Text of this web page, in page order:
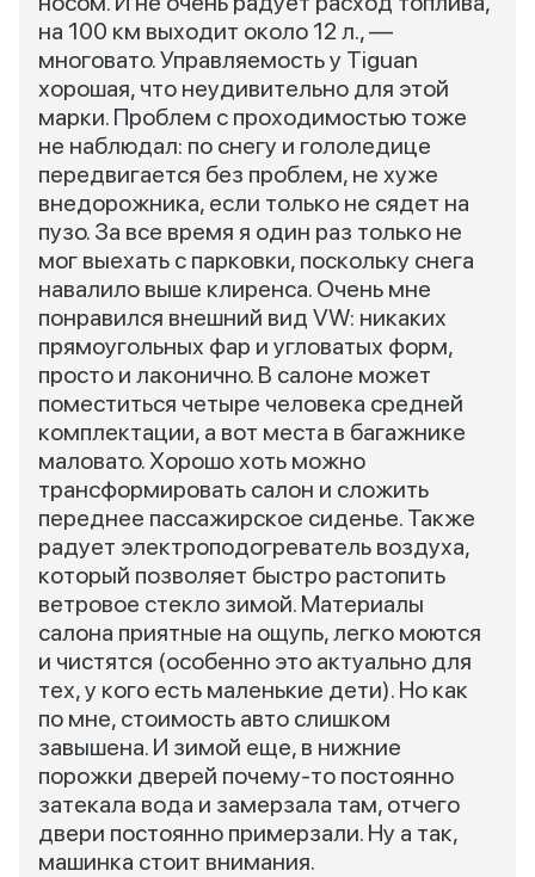
на 100 км выходит около 12 л., —
многовато. Управляемость у Tiguan
хорошая, что неудивительно для этой
марки. Проблем с проходимостью тоже
не наблюдал: по снегу и гололедице
передвигается без проблем, не хуже
внедорожника, если только не сядет на
пузо. За все время я один раз только не
мог выехать с парковки, поскольку снега
навалило выше клиренса. Очень мне
понравился внешний вид VW: никаких
прямоугольных фар и угловатых форм,
просто и лаконично. В салоне может
поместиться четыре человека средней
комплектации, а вот места в багажнике
маловато. Хорошо хоть можно
трансформировать салон и сложить
переднее пассажирское сиденье. Также
радует электроподогреватель воздуха,
который позволяет быстро растопить
ветровое стекло зимой. Материалы
салона приятные на ощупь, легко моются
и чистятся (особенно это актуально для
тех, у кого есть маленькие дети). Но как
по мне, стоимость авто слишком
завышена. И зимой еще, в нижние
порожки дверей почему-то постоянно
затекала вода и замерзала там, отчего
двери постоянно примерзали. Ну а так,
машинка стоит внимания.